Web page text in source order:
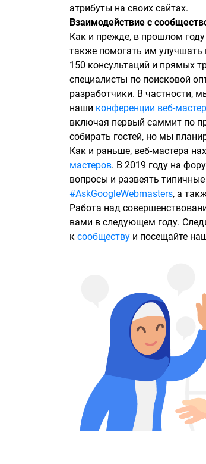
атрибуты на своих сайтах.
Взаимодействие с
Как и прежде, в прошлом
также помогать им улучшать
150 консультаций и прямых
специалисты по поисковой
разработчики. В частности,
наши конференции веб-
включая первый саммит по
собирать гостей, но мы
Как и раньше, веб-мастера
мастеров. В 2019 году на
вопросы и развеять
#AskGoogleWebmasters, а
Работа над
вами в следующем году.
к сообществу и посещайте